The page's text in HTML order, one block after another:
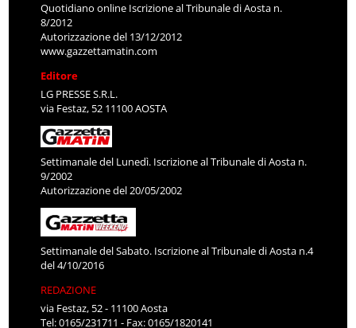
Quotidiano online Iscrizione al Tribunale di Aosta n.
8/2012
Autorizzazione del 13/12/2012
www.gazzettamatin.com
Editore
LG PRESSE S.R.L.
via Festaz, 52 11100 AOSTA
Settimanale del Lunedì. Iscrizione al Tribunale di Aosta n.
9/2002
Autorizzazione del 20/05/2002
Settimanale del Sabato. Iscrizione al Tribunale di Aosta n.4
del 4/10/2016
REDAZIONE
via Festaz, 52 - 11100 Aosta
Tel: 0165/231711 - Fax: 0165/1820141